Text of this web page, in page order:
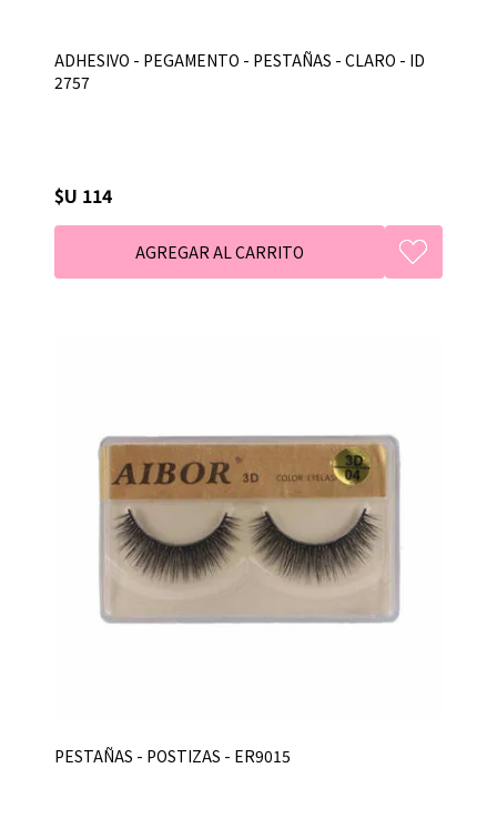
ADHESIVO - PEGAMENTO - PESTAÑAS - CLARO - ID
2757
$U 114
PESTAÑAS - POSTIZAS - ER9015